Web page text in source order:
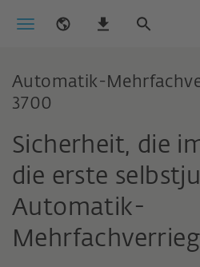
Automatik-
3700
Sicherheit, die
die erste
Automatik-